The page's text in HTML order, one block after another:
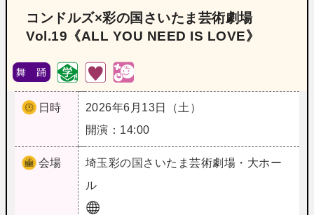
コンドルズ×彩の国さいたま芸術劇場
Vol.19《ALL YOU NEED IS LOVE》
舞 踊
日時
2026年6月13日（土）
開演：14:00
会場 埼玉彩の国さいたま芸術劇場・大ホー
ル